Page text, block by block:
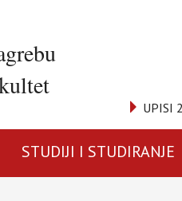
UPISI
STUDIJI I STUDIRANJE